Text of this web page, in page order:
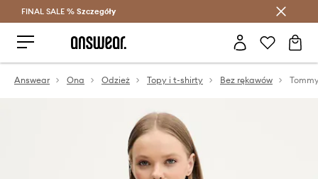
Oszczędzaj z Answear Club >
FINAL SALE % Szczegóły
Answear Ona Odzież Topy i t-shirty Bez rękawów